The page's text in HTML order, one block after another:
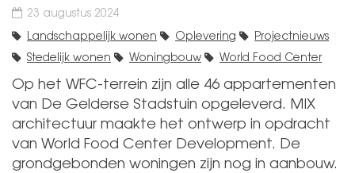
23 augustus 2024
Landschappelijk wonen Oplevering
Projectnieuws
Stedelijk wonen
Woningbouw World Food Center
Op het WFC-terrein zijn alle 46 appartementen
van De Gelderse Stadstuin opgeleverd. MIX
architectuur maakte het ontwerp in opdracht
van World Food Center Development. De
grondgebonden woningen zijn nog in aanbouw.